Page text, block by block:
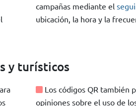
campañas mediante el
ubicación, la hora y la
y turísticos
Los códigos QR también
opiniones sobre el uso de